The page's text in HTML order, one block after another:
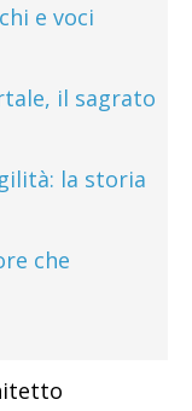
e voci
il sagrato
la storia
che